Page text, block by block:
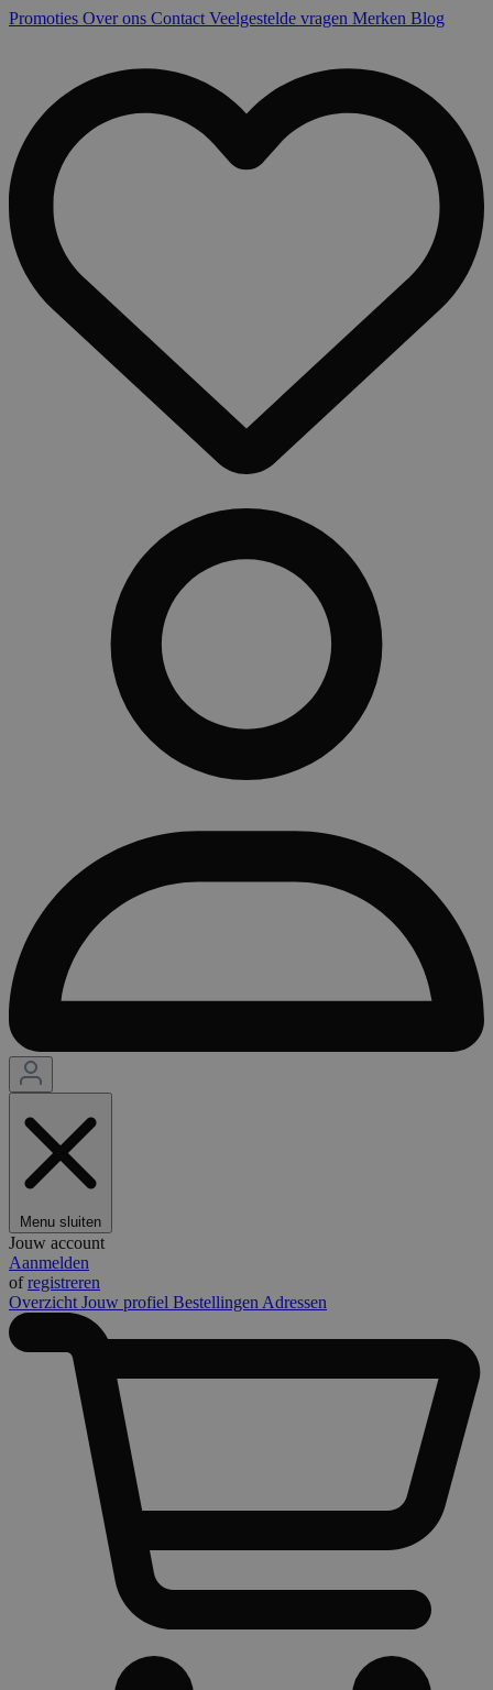
Promoties Over ons Contact Veelgestelde vragen Merken Blog
Menu sluiten
Jouw account
Aanmelden
ofregistreren
Overzicht Jouw profiel Bestellingen Adressen